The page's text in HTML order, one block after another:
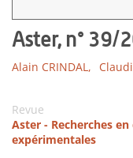
Aster, n° 39/
Alain CRINDAL,
Revue
Aster - Recherches
expérimentales